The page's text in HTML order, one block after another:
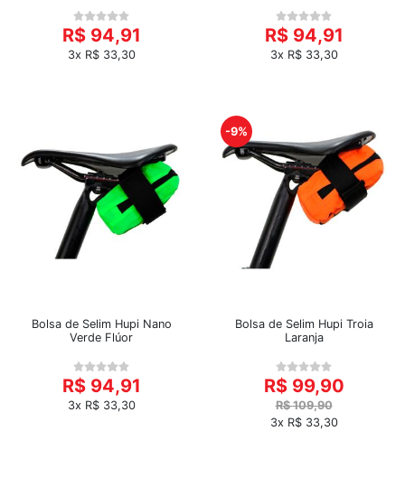
R$ 94,91
3x R$ 33,30
R$ 94,91
3x R$ 33,30
Bolsa de Selim Hupi Nano
Verde Flúor
R$ 94,91
3x R$ 33,30
-9%
Bolsa de Selim Hupi Troia
Laranja
R$ 99,90
R$ 109,90
3x R$ 33,30